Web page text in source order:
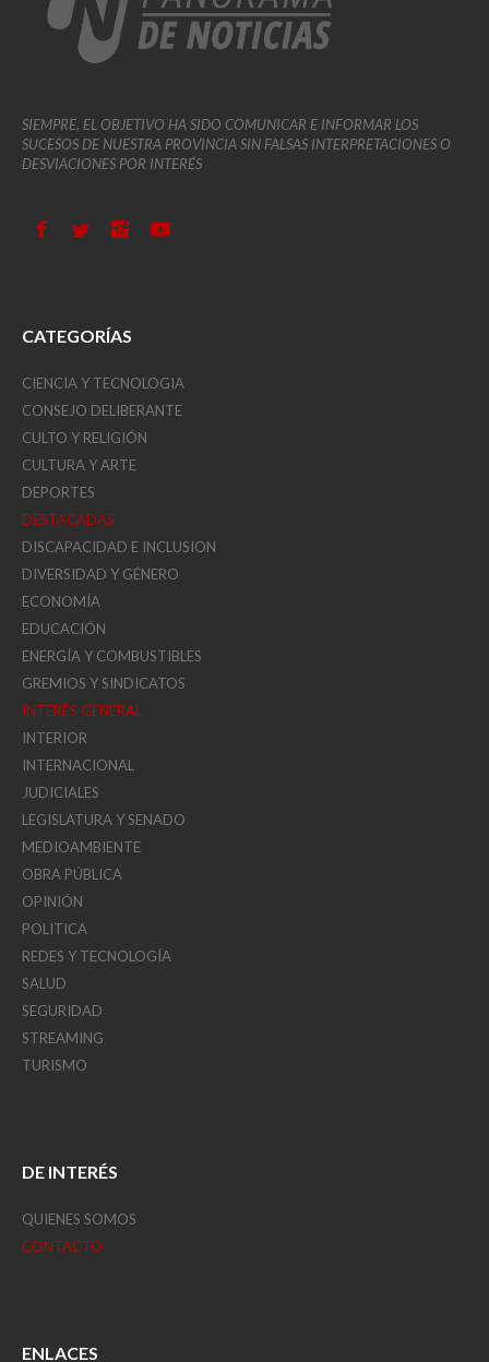
SIEMPRE, EL OBJETIVO HA SIDO COMUNICAR E INFORMAR LOS
SUCESOS DE NUESTRA PROVINCIA SIN FALSAS INTERPRETACIONES O
DESVIACIONES POR INTERÉS
CATEGORÍAS
CIENCIA Y TECNOLOGIA
CONSEJO DELIBERANTE
CULTO Y RELIGIÓN
CULTURA Y ARTE
DEPORTES
DESTACADAS
DISCAPACIDAD E INCLUSION
DIVERSIDAD Y GÉNERO
ECONOMÍA
EDUCACIÓN
ENERGÍA Y COMBUSTIBLES
GREMIOS Y SINDICATOS
INTERÉS GENERAL
INTERIOR
INTERNACIONAL
JUDICIALES
LEGISLATURA Y SENADO
MEDIOAMBIENTE
OBRA PÚBLICA
OPINIÓN
POLITICA
REDES Y TECNOLOGÍA
SALUD
SEGURIDAD
STREAMING
TURISMO
DE INTERÉS
QUIENES SOMOS
CONTACTO
ENLACES